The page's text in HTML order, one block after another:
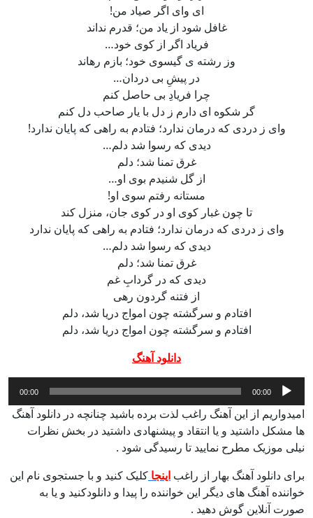
ای وای اگر صیاد من!
غافل شود از یاد من؛ قدرم نداند
فریاد اگر از کوی خود…
وز رشته ی گیسوی خود؛ بازم رهاند
در پیشِ بی دردان…
چرا فریادِ بی حاصل کنم
گر شکوه ای دارم ز دل با یار صاحب دل کنم
وای ز دردی که درمان ندارد؛ فتادم به راهی که پایان ندارد!
دیدی که رسوا شد دلم…
غرق تمنا شد؛ دلم
از گل شنیدم بوی او…
مستانه رفتم سوی او!
تا چون غبار کوی او در کوی جان، منزل کند
وای ز دردی که درمان ندارد؛ فتادم به راهی که پایان ندارد
دیدی که رسوا شد دلم…
غرق تمنا شد؛ دلم
دیدی که در گردابِ غم
از فتنه گردون رهی
افتادم و سرگشته چون امواج دریا شد، دلم
افتادم و سرگشته چون امواج دریا شد، دلم
دانلود آهنگ
پخش‌کننده
صوت
00:00
00:00
امیدواریم از این آهنگ راغب لذت برده باشید چنانچه در دانلود آهنگ
ها مشکل داشتید و یا انتقاد و پیشنهادی داشتید در بخش نظرات
نیلی موزیک مطرح نمایید تا رسیدگی شود .
برای دانلود آهنگ بهار از راغب اینجا کلیک کنید و با جستجوی نام این
خواننده آهنگ های دیگر این خواننده را پیدا و دانلودکنید و یا به
صورت آنلاین گوش دهید .